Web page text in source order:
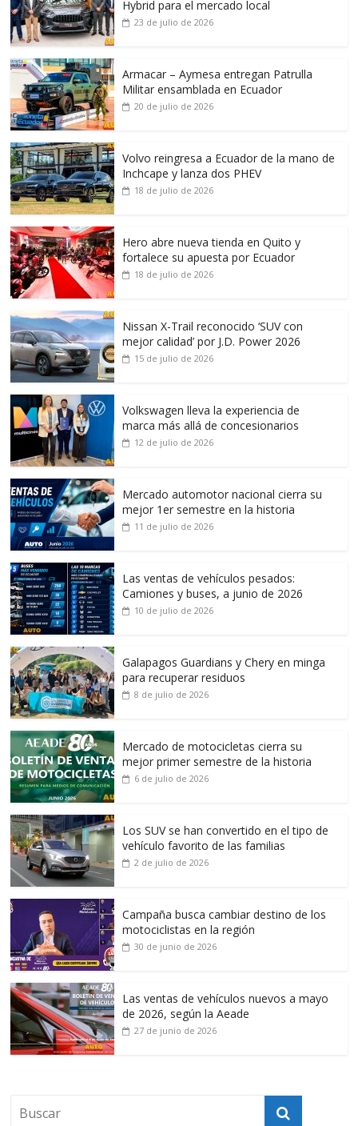
Hybrid para el mercado local
23 de julio de 2026
Armacar – Aymesa entregan Patrulla
Militar ensamblada en Ecuador
20 de julio de 2026
Volvo reingresa a Ecuador de la mano de
Inchcape y lanza dos PHEV
18 de julio de 2026
Hero abre nueva tienda en Quito y
fortalece su apuesta por Ecuador
18 de julio de 2026
Nissan X-Trail reconocido ‘SUV con
mejor calidad’ por J.D. Power 2026
15 de julio de 2026
Volkswagen lleva la experiencia de
marca más allá de concesionarios
12 de julio de 2026
Mercado automotor nacional cierra su
mejor 1er semestre en la historia
11 de julio de 2026
Las ventas de vehículos pesados:
Camiones y buses, a junio de 2026
10 de julio de 2026
Galapagos Guardians y Chery en minga
para recuperar residuos
8 de julio de 2026
Mercado de motocicletas cierra su
mejor primer semestre de la historia
6 de julio de 2026
Los SUV se han convertido en el tipo de
vehículo favorito de las familias
2 de julio de 2026
Campaña busca cambiar destino de los
motociclistas en la región
30 de junio de 2026
Las ventas de vehículos nuevos a mayo
de 2026, según la Aeade
27 de junio de 2026